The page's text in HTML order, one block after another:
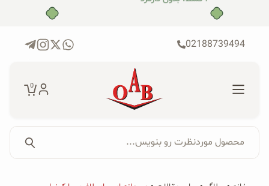
02188739494
0
جستجو...
پکیج‌ها
محصول موردنظرت رو بنویس...